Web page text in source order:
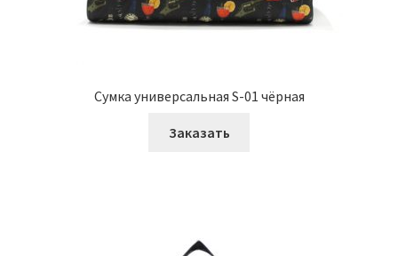
Сумка универсальная S-01 чёрная
Заказать